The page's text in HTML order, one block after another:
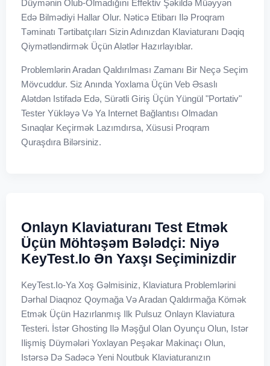
Düymənin Olub-Olmadığını Effektiv Şəkildə Müəyyən
Edə Bilmədiyi Hallar Olur. Nəticə Etibarı Ilə Proqram
Təminatı Tərtibatçıları Sizin Adınızdan Klaviaturanı Dəqiq
Qiymətləndirmək Üçün Alətlər Hazırlayıblar.
Problemlərin Aradan Qaldırılması Zamanı Bir Neçə Seçim
Mövcuddur. Siz Anında Yoxlama Üçün Veb Əsaslı
Alətdən Istifadə Edə, Sürətli Giriş Üçün Yüngül "portativ"
Tester Yükləyə Və Ya Internet Bağlantısı Olmadan
Sınaqlar Keçirmək Lazımdırsa, Xüsusi Proqram
Quraşdıra Bilərsiniz.
Onlayn Klaviaturanı Test Etmək
Üçün Möhtəşəm Bələdçi: Niyə
KeyTest.io Ən Yaxşı Seçiminizdir
KeyTest.io-Ya Xoş Gəlmisiniz, Klaviatura Problemlərini
Dərhal Diaqnoz Qoymağa Və Aradan Qaldırmağa Kömək
Etmək Üçün Hazırlanmış Ilk Pulsuz Onlayn Klaviatura
Testeri. İstər Ghosting Ilə Məşğul Olan Oyunçu Olun, Istər
Ilişmiş Düymələri Yoxlayan Peşəkar Makinaçı Olun,
Istərsə Də Sadəcə Yeni Noutbuk Klaviaturanızın